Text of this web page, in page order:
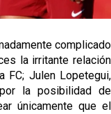
complicado
la irritante relación
FC; Julen Lopetegui,
la posibilidad de
únicamente que el